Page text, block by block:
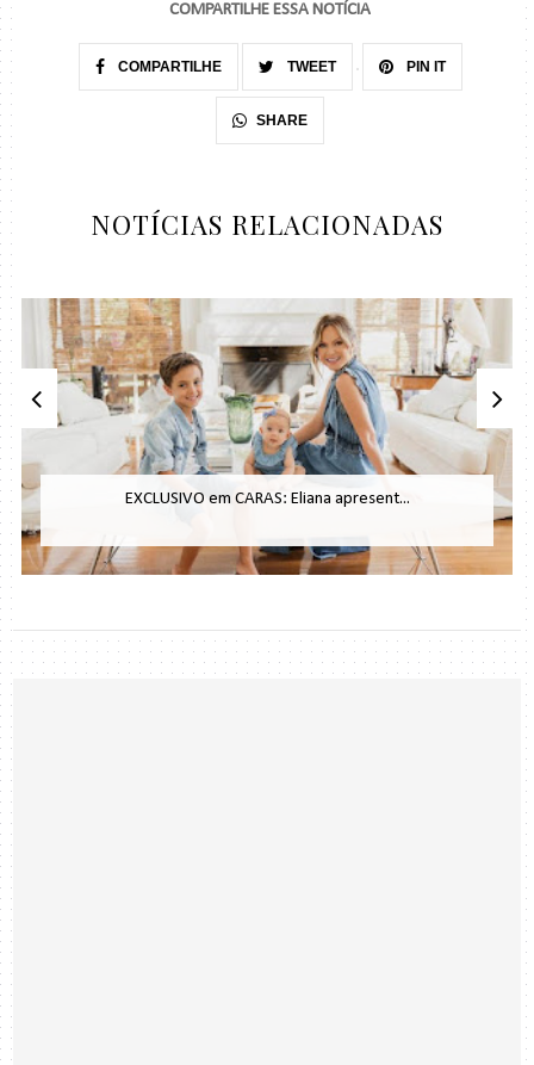
COMPARTILHE ESSA NOTÍCIA
COMPARTILHE TWEET PIN IT
SHARE
NOTÍCIAS RELACIONADAS
EXCLUSIVO em CARAS: Eliana apresent...